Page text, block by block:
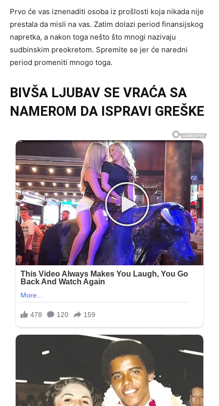
Prvo će vas iznenaditi osoba iz prošlosti koja nikada nije
prestala da misli na vas. Zatim dolazi period finansijskog
napretka, a nakon toga nešto što mnogi nazivaju
sudbinskim preokretom. Spremite se jer će naredni
period promeniti mnogo toga.
BIVŠA LJUBAV SE VRAĆA SA
NAMEROM DA ISPRAVI GREŠKE